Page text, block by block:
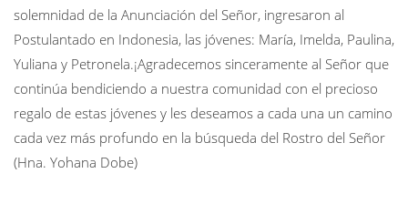
solemnidad de la Anunciación del Señor, ingresaron al
Postulantado en Indonesia, las jóvenes: María, Imelda, Paulina,
Yuliana y Petronela.¡Agradecemos sinceramente al Señor que
continúa bendiciendo a nuestra comunidad con el precioso
regalo de estas jóvenes y les deseamos a cada una un camino
cada vez más profundo en la búsqueda del Rostro del Señor
(Hna. Yohana Dobe)